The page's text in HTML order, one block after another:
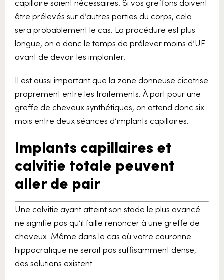
capillaire soient nécessaires. Si vos greffons doivent
être prélevés sur d’autres parties du corps, cela
sera probablement le cas. La procédure est plus
longue, on a donc le temps de prélever moins d’UF
avant de devoir les implanter.
Il est aussi important que la zone donneuse cicatrise
proprement entre les traitements. À part pour une
greffe de cheveux synthétiques, on attend donc six
mois entre deux séances d’implants capillaires.
Implants capillaires et
calvitie totale peuvent
aller de pair
Une calvitie ayant atteint son stade le plus avancé
ne signifie pas qu’il faille renoncer à une greffe de
cheveux. Même dans le cas où votre couronne
hippocratique ne serait pas suffisamment dense,
des solutions existent.